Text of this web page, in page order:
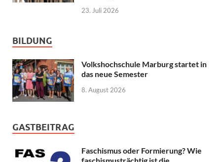
23. Juli 2026
BILDUNG
Volkshochschule Marburg startet in
das neue Semester
8. August 2026
GASTBEITRAG
Faschismus oder Formierung? Wie